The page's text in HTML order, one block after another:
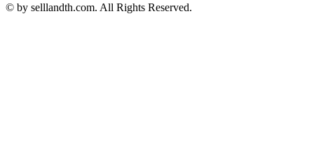
© by selllandth.com. All Rights Reserved.